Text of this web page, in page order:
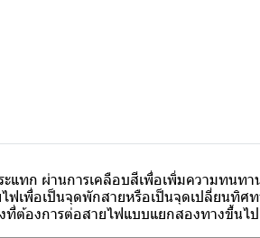
แทก ผ่านการเคลือบสีเพื่อเพิ่มความทนทา
เพื่อเป็นจุดพักสายหรือเป็นจุดเปลี่ยนทิศท
ต้องการต่อสายไฟแบบแยกสองทางขึ้นไป